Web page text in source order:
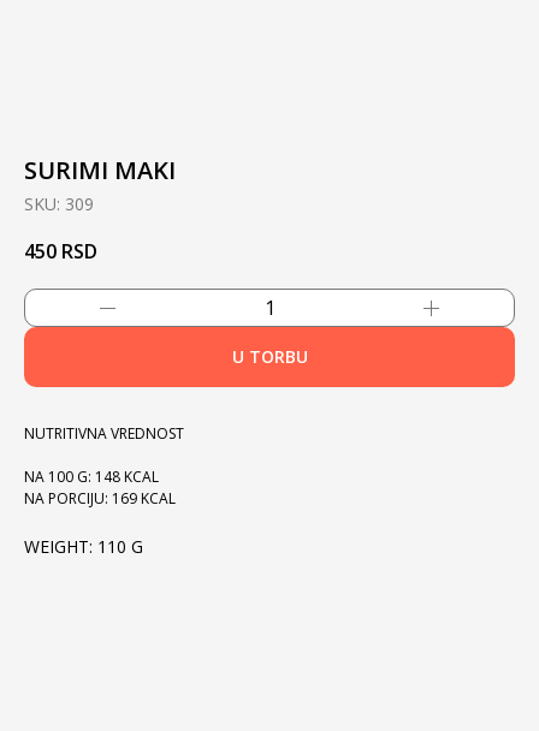
SURIMI MAKI
SKU: 309
450 RSD
U TORBU
NUTRITIVNA VREDNOST
NA 100 G: 148 KCAL
NA PORCIJU: 169 KCAL
WEIGHT: 110 G